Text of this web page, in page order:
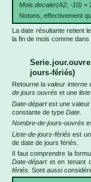
Mois.decaler(A2; -10) =
Notons, effectivement
La date résultante retient
la fin de mois comme dans
jours-fériés)
Retourne lavaleur interne
de jours ouvrés et une
Date-départest une valeur
constante de type Date
Nombre-de-jours-ouvrés
Liste-de-jours-fériés est
de date de jours fériés.
Il faut comprendre la
Date-départet en tenant
fériés. Sont aussi